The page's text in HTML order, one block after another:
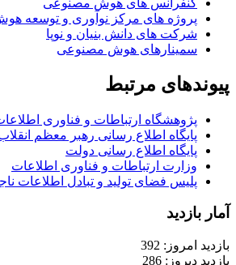
کنفرانس های هوش مصنوعی
پروژه های مرکز نوآوری و توسعه
شرکت های دانش بنیان و نوپا
سمینارهای هوش مصنوعی
پیوندهای مرتبط
پژوهشگاه ارتباطات و فناوری
پایگاه اطلاع رسانی رهبر معظم
پایگاه اطلاع رسانی دولت
وزارت ارتباطات و فناوری اطلاعات
پلیس فضای تولید و تبادل اطلاعات
آمار بازدید
بازدید امروز: 392
بازدید دیروز: 286